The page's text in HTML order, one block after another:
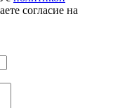
согласие на